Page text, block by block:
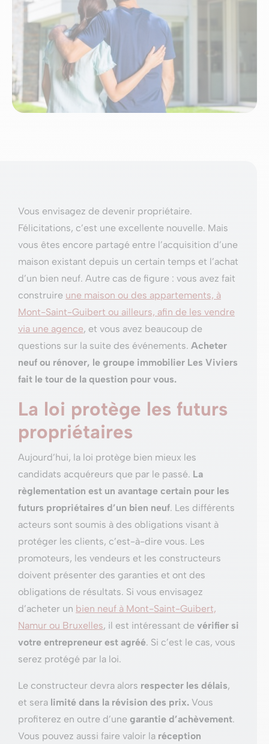
Vous envisagez de devenir propriétaire.
Félicitations, c’est une excellente nouvelle. Mais
vous êtes encore partagé entre l’acquisition d’une
maison existant depuis un certain temps et l’achat
d’un bien neuf. Autre cas de figure : vous avez fait
construire une maison ou des appartements, à
Mont-Saint-Guibert ou ailleurs, afin de les vendre
via une agence, et vous avez beaucoup de
questions sur la suite des événements. Acheter
neuf ou rénover, le groupe immobilier Les Viviers
fait le tour de la question pour vous.
La loi protège les futurs
propriétaires
Aujourd’hui, la loi protège bien mieux les
candidats acquéreurs que par le passé. La
règlementation est un avantage certain pour les
futurs propriétaires d’un bien neuf. Les différents
acteurs sont soumis à des obligations visant à
protéger les clients, c’est-à-dire vous. Les
promoteurs, les vendeurs et les constructeurs
doivent présenter des garanties et ont des
obligations de résultats. Si vous envisagez
d’acheter un bien neuf à Mont-Saint-Guibert,
Namur ou Bruxelles, il est intéressant de vérifier si
votre entrepreneur est agréé. Si c’est le cas, vous
serez protégé par la loi.
Le constructeur devra alors respecter les délais,
et sera limité dans la révision des prix. Vous
profiterez en outre d’une garantie d’achèvement.
Vous pouvez aussi faire valoir la réception